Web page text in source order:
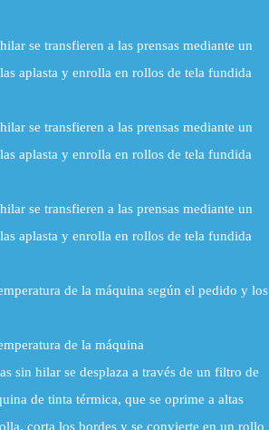
se transfieren a las prensas mediante un
aplasta y enrolla en rollos de tela fundida
se transfieren a las prensas mediante un
aplasta y enrolla en rollos de tela fundida
se transfieren a las prensas mediante un
aplasta y enrolla en rollos de tela fundida
de la máquina según el pedido y los
de la máquina
sin hilar se desplaza a través de un filtro de
de tinta térmica, que se oprime a altas
corta los bordes y se convierte en un rollo